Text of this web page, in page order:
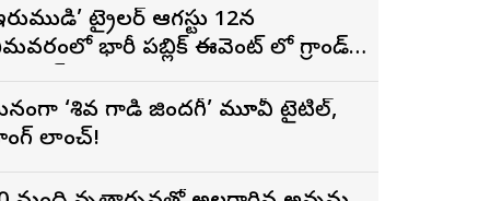
ట్రైలర్ ఆగస్టు 12న
భారీ పబ్లిక్ ఈవెంట్ లో గ్రాండ్
‘శివ గాడి జింద‌గీ’ మూవీ టైటిల్,
లాంచ్!